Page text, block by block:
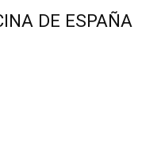
DE ESPAÑA